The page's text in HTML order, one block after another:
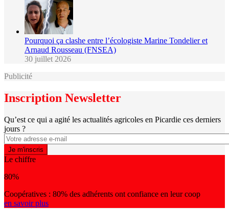
Pourquoi ça clashe entre l’écologiste Marine Tondelier et
Arnaud Rousseau (FNSEA)
30 juillet 2026
Publicité
Inscription Newsletter
Qu’est ce qui a agité les actualités agricoles en Picardie ces derniers
jours ?
Le chiffre
80%
Coopératives : 80% des adhérents ont confiance en leur coop
en savoir plus